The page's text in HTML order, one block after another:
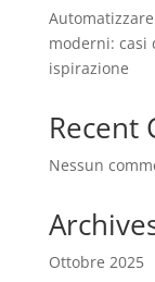
moderni: casi
ispirazione
Recent
Nessun
Ottobre 2025